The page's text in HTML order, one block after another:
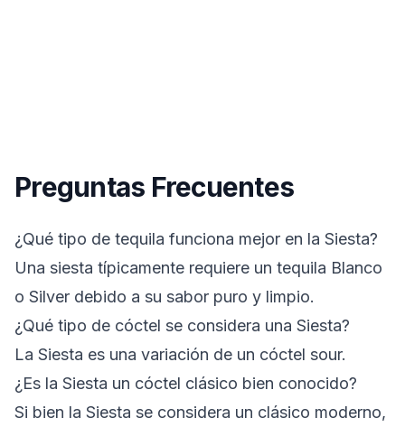
Preguntas Frecuentes
¿Qué tipo de tequila funciona mejor en la Siesta?
Una siesta típicamente requiere un tequila Blanco
o Silver debido a su sabor puro y limpio.
¿Qué tipo de cóctel se considera una Siesta?
La Siesta es una variación de un cóctel sour.
¿Es la Siesta un cóctel clásico bien conocido?
Si bien la Siesta se considera un clásico moderno,